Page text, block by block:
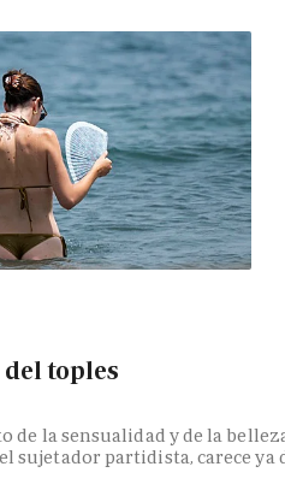
toples
de la sensualidad y de la
sujetador partidista, carece ya